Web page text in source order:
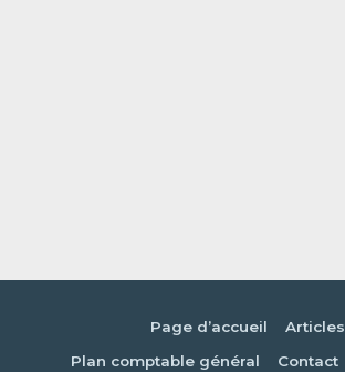
Page d’accueil
Articles
Plan comptable général
Contact